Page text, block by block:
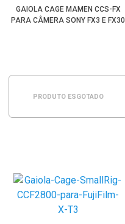
GAIOLA CAGE MAMEN CCS-FX
PARA CÂMERA SONY FX3 E FX30
PRODUTO ESGOTADO